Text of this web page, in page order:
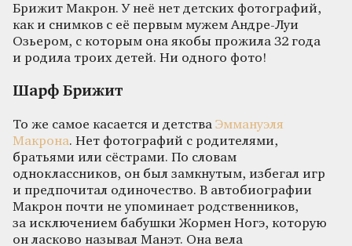
Брижит Макрон. У неё нет детских фотографий,
как и снимков с её первым мужем Андре-Луи
Озьером, с которым она якобы прожила 32 года
и родила троих детей. Ни одного фото!
Шарф Брижит
То же самое касается и детства Эммануэля
Макрона. Нет фотографий с родителями,
братьями или сёстрами. По словам
одноклассников, он был замкнутым, избегал игр
и предпочитал одиночество. В автобиографии
Макрон почти не упоминает родственников,
за исключением бабушки Жормен Ногэ, которую
он ласково называл Манэт. Она вела